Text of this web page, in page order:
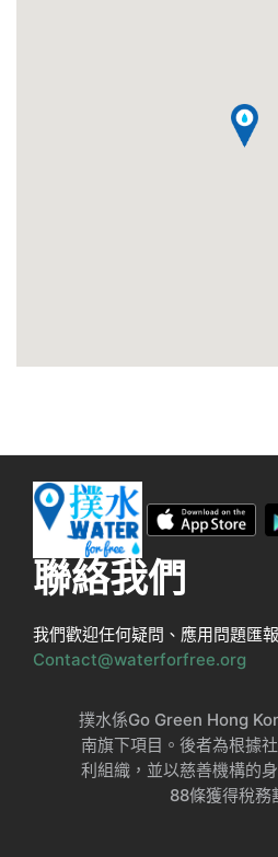
聯絡我們
我們歡迎任何疑問、應用問題匯
Contact@waterforfree.org
撲水係Go Green Hong
南旗下項目。後者為根據
利組織，並以慈善機構的
88條獲得稅務